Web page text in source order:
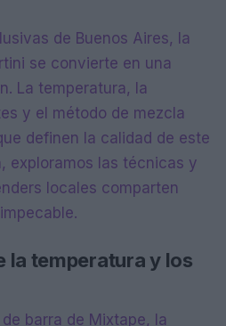
de Buenos Aires, la
se convierte en una
La temperatura, la
y el método de mezcla
definen la calidad de este
exploramos las técnicas y
locales comparten
la temperatura y los
barra de Mixtape, la